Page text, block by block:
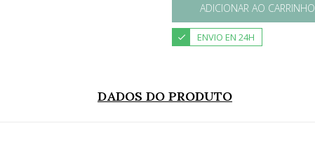
ADICIONAR AO CARRINHO
ENVIO EN 24H
DADOS DO PRODUTO